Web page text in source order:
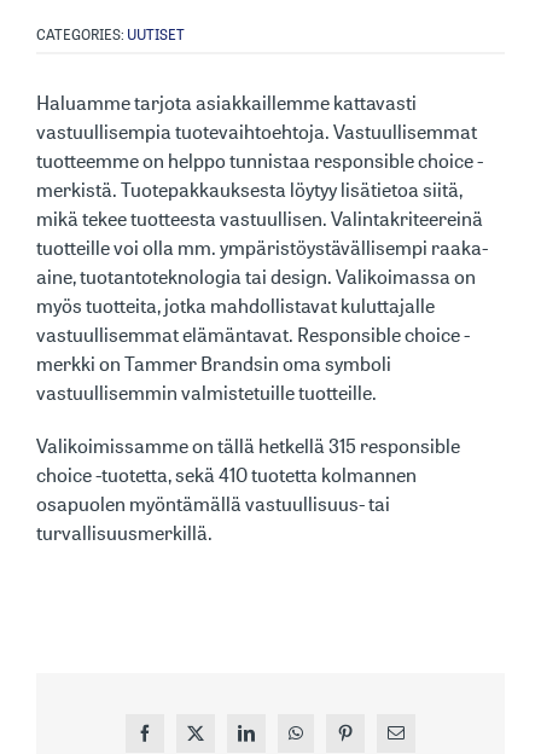
CATEGORIES: UUTISET
Haluamme tarjota asiakkaillemme kattavasti
vastuullisempia tuotevaihtoehtoja. Vastuullisemmat
tuotteemme on helppo tunnistaa responsible choice -
merkistä. Tuotepakkauksesta löytyy lisätietoa siitä,
mikä tekee tuotteesta vastuullisen. Valintakriteereinä
tuotteille voi olla mm. ympäristöystävällisempi raaka-
aine, tuotantoteknologia tai design. Valikoimassa on
myös tuotteita, jotka mahdollistavat kuluttajalle
vastuullisemmat elämäntavat. Responsible choice -
merkki on Tammer Brandsin oma symboli
vastuullisemmin valmistetuille tuotteille.
Valikoimissamme on tällä hetkellä 315 responsible
choice -tuotetta, sekä 410 tuotetta kolmannen
osapuolen myöntämällä vastuullisuus- tai
turvallisuusmerkillä.
Facebook
X LinkedInWhatsAppPinterestSähköposti